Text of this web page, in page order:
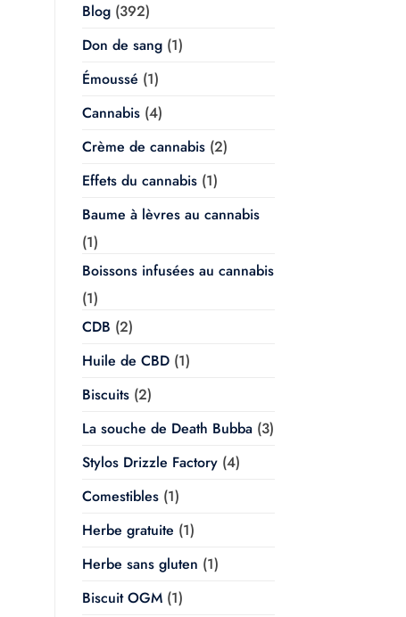
Blog(392)
Don de sang(1)
Émoussé (1)
Cannabis(4)
Crème de cannabis(2)
Effets du cannabis(1)
Baume à lèvres au cannabis
(1)
Boissons infusées au cannabis
(1)
CDB (2)
Huile de CBD(1)
Biscuits(2)
La souche de Death Bubba(3)
Stylos Drizzle Factory(4)
Comestibles(1)
Herbe gratuite (1)
Herbe sans gluten (1)
Biscuit OGM(1)